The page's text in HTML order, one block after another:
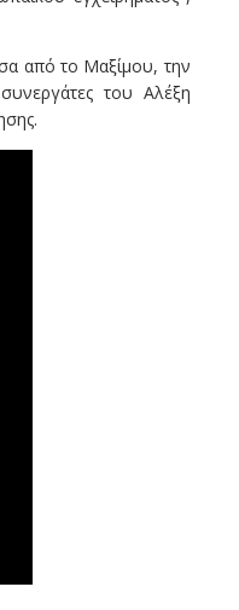
από το Μαξίμου, την
του Αλέξη